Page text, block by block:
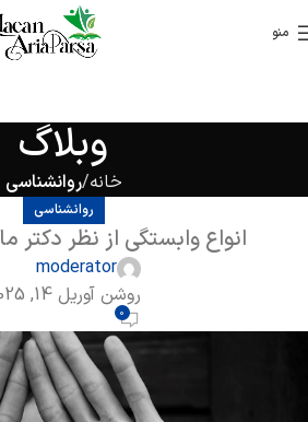
منو
وبلاگ
خانه روانشناسی
روانشناسی
انواع وابستگی از نظر دکتر
moderator
روشن آوریل 14, 2025
0